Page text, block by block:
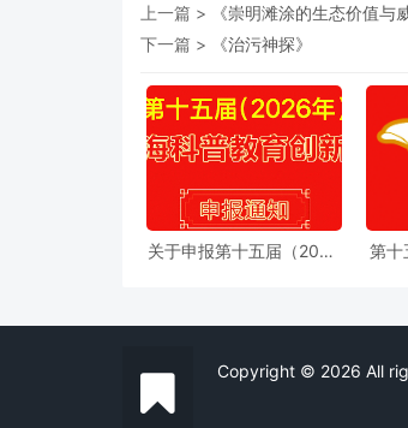
上一篇 >
《崇明滩涂的生态价值与
下一篇 >
《治污神探》
关于申报第十五届（2026
第十
Copyright © 2026 All